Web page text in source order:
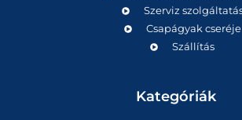
Szerviz
Csapágyak cseréje
Szállítás
Kategóriák